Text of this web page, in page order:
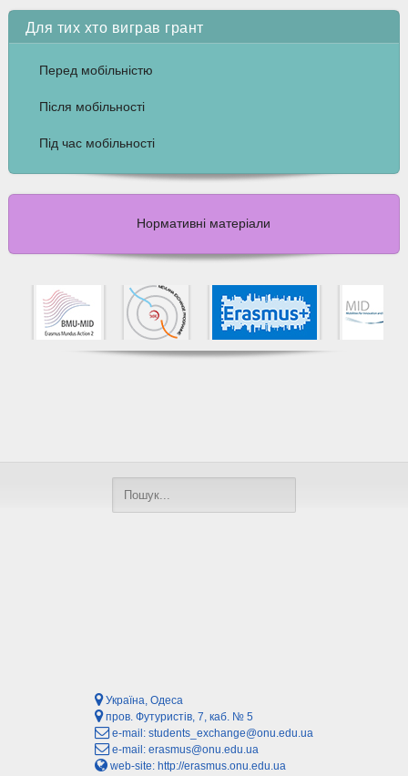
Для тих хто виграв грант
Перед мобільністю
Після мобільності
Під час мобільності
Нормативні матеріали
Україна, Одеса
пров. Футуристів, 7, каб. № 5
e-mail: students_exchange@onu.edu.ua
e-mail: erasmus@onu.edu.ua
web-site: http://erasmus.onu.edu.ua